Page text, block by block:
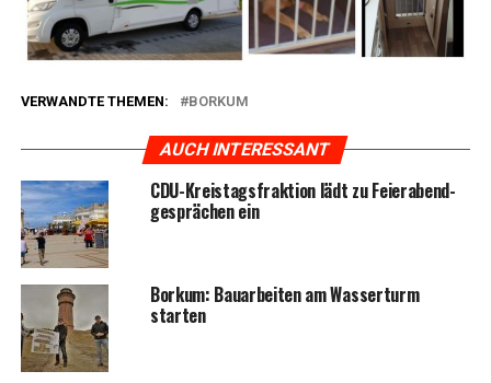
VERWANDTE THEMEN: BORKUM
AUCH INTERESSANT
CDU-Kreis­tags­frak­ti­on lädt zu Fei­er­abend­
ge­sprä­chen ein
Bor­kum: Bau­ar­bei­ten am Was­ser­turm
starten